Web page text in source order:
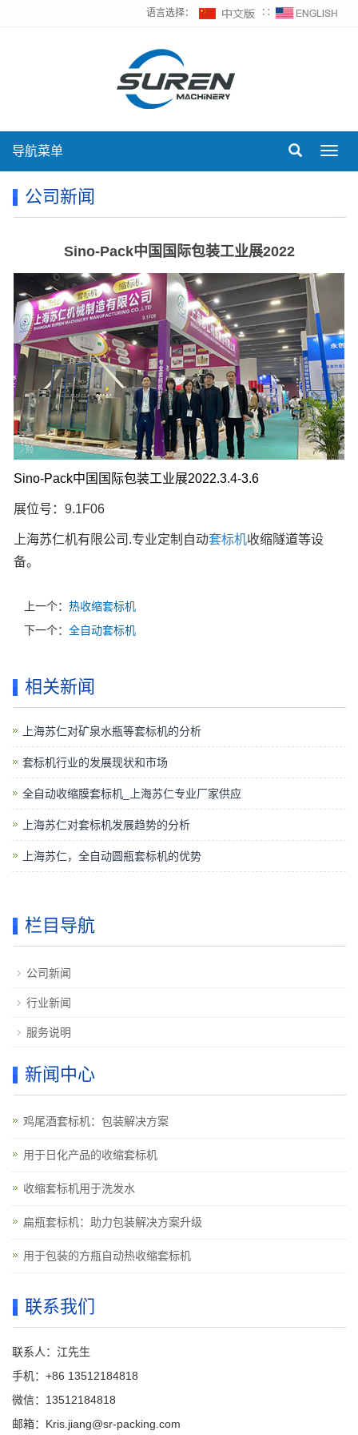
语言选择： ∷
导航菜单
公司新闻
Sino-Pack中国国际包装工业展2022
Sino-Pack中国国际包装工业展2022.3.4-3.6
展位号：9.1F06
上海苏仁机有限公司.专业定制自动套标机收缩隧道等设
备。
上一个： 热收缩套标机
下一个： 全自动套标机
相关新闻
上海苏仁对矿泉水瓶等套标机的分析
套标机行业的发展现状和市场
全自动收缩膜套标机_上海苏仁专业厂家供应
上海苏仁对套标机发展趋势的分析
上海苏仁，全自动圆瓶套标机的优势
栏目导航
公司新闻
行业新闻
服务说明
新闻中心
鸡尾酒套标机：包装解决方案
用于日化产品的收缩套标机
收缩套标机用于洗发水
扁瓶套标机：助力包装解决方案升级
用于包装的方瓶自动热收缩套标机
联系我们
联系人：江先生
手机：+86 13512184818
微信：13512184818
邮箱：Kris.jiang@sr-packing.com